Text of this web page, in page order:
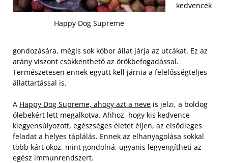
Happy Dog Supreme
kedvencek
gondozására, mégis sok kóbor állat járja az utcákat. Ez az
arány viszont csökkenthető az örökbefogadással.
Természetesen ennek együtt kell járnia a felelősségteljes
állattartással is.
A Happy Dog Supreme, ahogy azt a neve is jelzi, a boldog
ölebekért lett megalkotva. Ahhoz, hogy kis kedvence
kiegyensúlyozott, egészséges életet éljen, az elsődleges
feladat a helyes táplálás. Ennek az elhanyagolása sokkal
több kárt okoz, mint gondolná, ugyanis legyengítheti az
egész immunrendszert.